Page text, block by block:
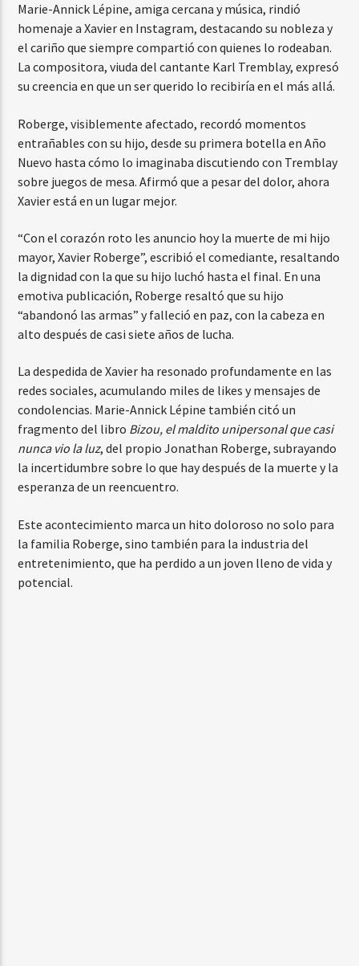
Marie-Annick Lépine, amiga cercana y música, rindió
homenaje a Xavier en Instagram, destacando su nobleza y
el cariño que siempre compartió con quienes lo rodeaban.
La compositora, viuda del cantante Karl Tremblay, expresó
su creencia en que un ser querido lo recibiría en el más allá.
Roberge, visiblemente afectado, recordó momentos
entrañables con su hijo, desde su primera botella en Año
Nuevo hasta cómo lo imaginaba discutiendo con Tremblay
sobre juegos de mesa. Afirmó que a pesar del dolor, ahora
Xavier está en un lugar mejor.
“Con el corazón roto les anuncio hoy la muerte de mi hijo
mayor, Xavier Roberge”, escribió el comediante, resaltando
la dignidad con la que su hijo luchó hasta el final. En una
emotiva publicación, Roberge resaltó que su hijo
“abandonó las armas” y falleció en paz, con la cabeza en
alto después de casi siete años de lucha.
La despedida de Xavier ha resonado profundamente en las
redes sociales, acumulando miles de likes y mensajes de
condolencias. Marie-Annick Lépine también citó un
fragmento del libro Bizou, el maldito unipersonal que casi
nunca vio la luz, del propio Jonathan Roberge, subrayando
la incertidumbre sobre lo que hay después de la muerte y la
esperanza de un reencuentro.
Este acontecimiento marca un hito doloroso no solo para
la familia Roberge, sino también para la industria del
entretenimiento, que ha perdido a un joven lleno de vida y
potencial.